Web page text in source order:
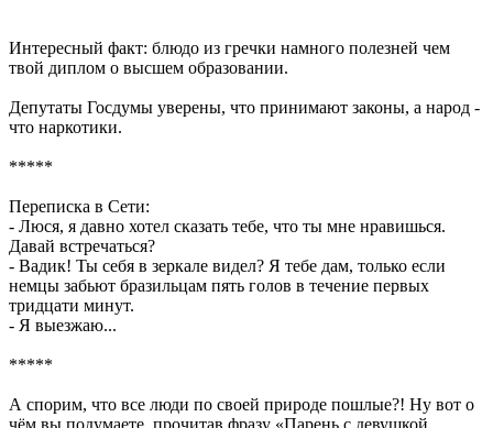
Интересный факт: блюдо из гречки намного полезней чем
твой диплом о высшем образовании.
Депутаты Госдумы уверены, что принимают законы, а народ -
что наркотики.
*****
Переписка в Сети:
- Люся, я давно хотел сказать тебе, что ты мне нравишься.
Давай встречаться?
- Вадик! Ты себя в зеркале видел? Я тебе дам, только если
немцы забьют бразильцам пять голов в течение первых
тридцати минут.
- Я выезжаю...
*****
А спорим, что все люди по своей природе пошлые?! Ну вот о
чём вы подумаете, прочитав фразу «Парень с девушкой